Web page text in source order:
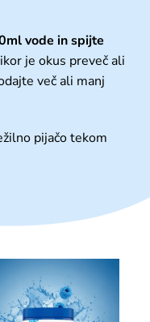
vode in spijte
je okus preveč ali
več ali manj
pijačo tekom